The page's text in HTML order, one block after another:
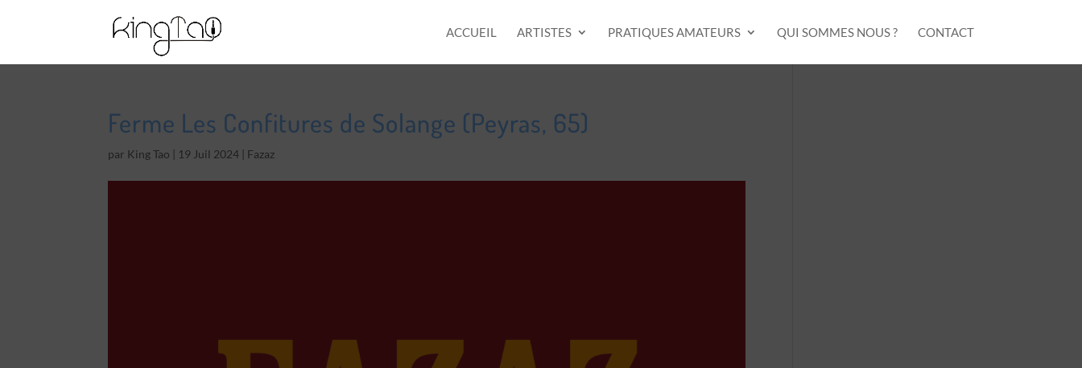
ACCUEIL ARTISTES PRATIQUES AMATEURS QUI SOMMES NOUS ? CONTACT
Ferme Les Confitures de Solange (Peyras, 65)
par King Tao | 19 Juil 2024 | Fazaz